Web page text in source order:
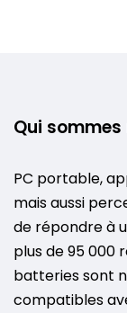
Qui sommes
PC portable,
mais aussi
de répondre à
plus de 95 000
batteries sont
compatibles